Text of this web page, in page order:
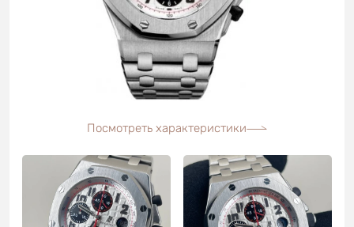
Посмотреть характеристики